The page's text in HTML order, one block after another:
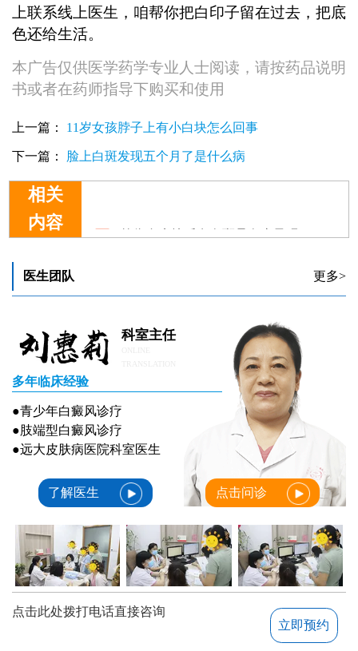
上联系线上医生，咱帮你把白印子留在过去，把底
色还给生活。
本广告仅供医学药学专业人士阅读，请按药品说明
书或者在药师指导下购买和使用
上一篇： 11岁女孩脖子上有小白块怎么回事
下一篇： 脸上白斑发现五个月了是什么病
相关
内容
医生团队 更多>
科室主任
多年临床经验
●青少年白癜风诊疗
●肢端型白癜风诊疗
●远大皮肤病医院科室医生
了解医生 点击问诊
点击此处拨打电话直接咨询
立即预约